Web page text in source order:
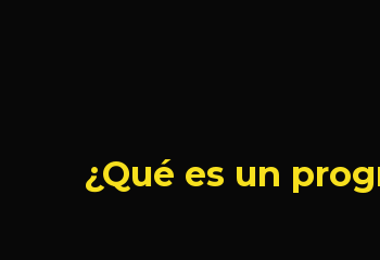
¿Qué es un